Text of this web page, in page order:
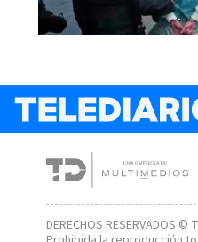
DERECHOS RESERVADOS ©